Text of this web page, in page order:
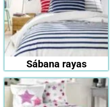
Sábana rayas